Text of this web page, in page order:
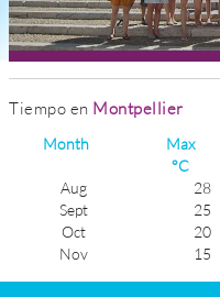
Tiempo en Montpellier
Month
Max
°C
Aug
28
Sept
25
Oct
20
Nov
15